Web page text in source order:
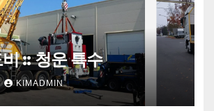
:: 청운 특수
KIMADMIN